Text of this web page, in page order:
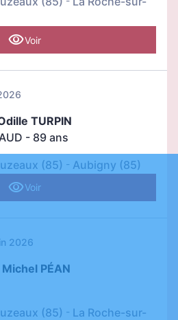
Voir
TURPIN
- 89 ans
(85) - Aubigny (85)
Voir
2026
PÉAN
(85) - La Roche-sur-